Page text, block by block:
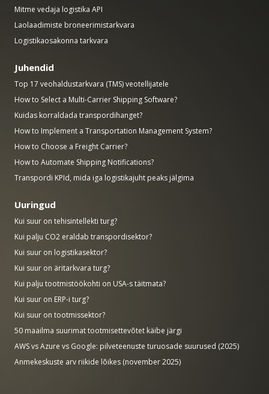
Mitme vedaja logistika API
Laolaadimiste broneerimistarkvara
Logistikaosakonna tarkvara
Juhendid
Top 17 veohaldustarkvara (TMS) veotellijatele
How to Select a Multi-Carrier Shipping Software?
Kuidas korraldada transpordihanget?
How to Implement a Transportation Management System?
How to Choose a Freight Carrier?
How to Automate Shipping Notifications?
Transpordi KPId, mida iga logistikajuht peaks jälgima
Uuringud
Kui suur on tehisintellekti turg?
Kui palju CO2 eraldab transpordisektor?
Kui suur on logistikasektor?
Kui suur on äritarkvara turg?
Kui palju tootmistöökohti on USA-s täitmata?
Kui suur on ERP-i turg?
Kui suur on tootmissektor?
50 maailma suurimat tootmisettevõtet käibe järgi
AWS vs Azure vs Google: pilveteenuste turuosade suurused (2025)
Anmekeskuste arv riikide lõikes (november 2025)